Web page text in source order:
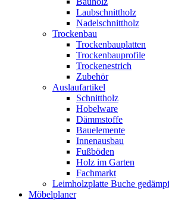
Laubschnittholz
Nadelschnittholz
Trockenbau
Trockenbauplatten
Trockenbauprofile
Trockenestrich
Zubehör
Auslaufartikel
Schnittholz
Hobelware
Dämmstoffe
Bauelemente
Innenausbau
Fußböden
Holz im Garten
Fachmarkt
Leimholzplatte Buche
Möbelplaner